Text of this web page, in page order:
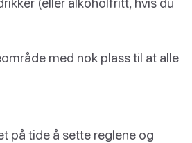
med nok plass til at alle
på tide å sette reglene og